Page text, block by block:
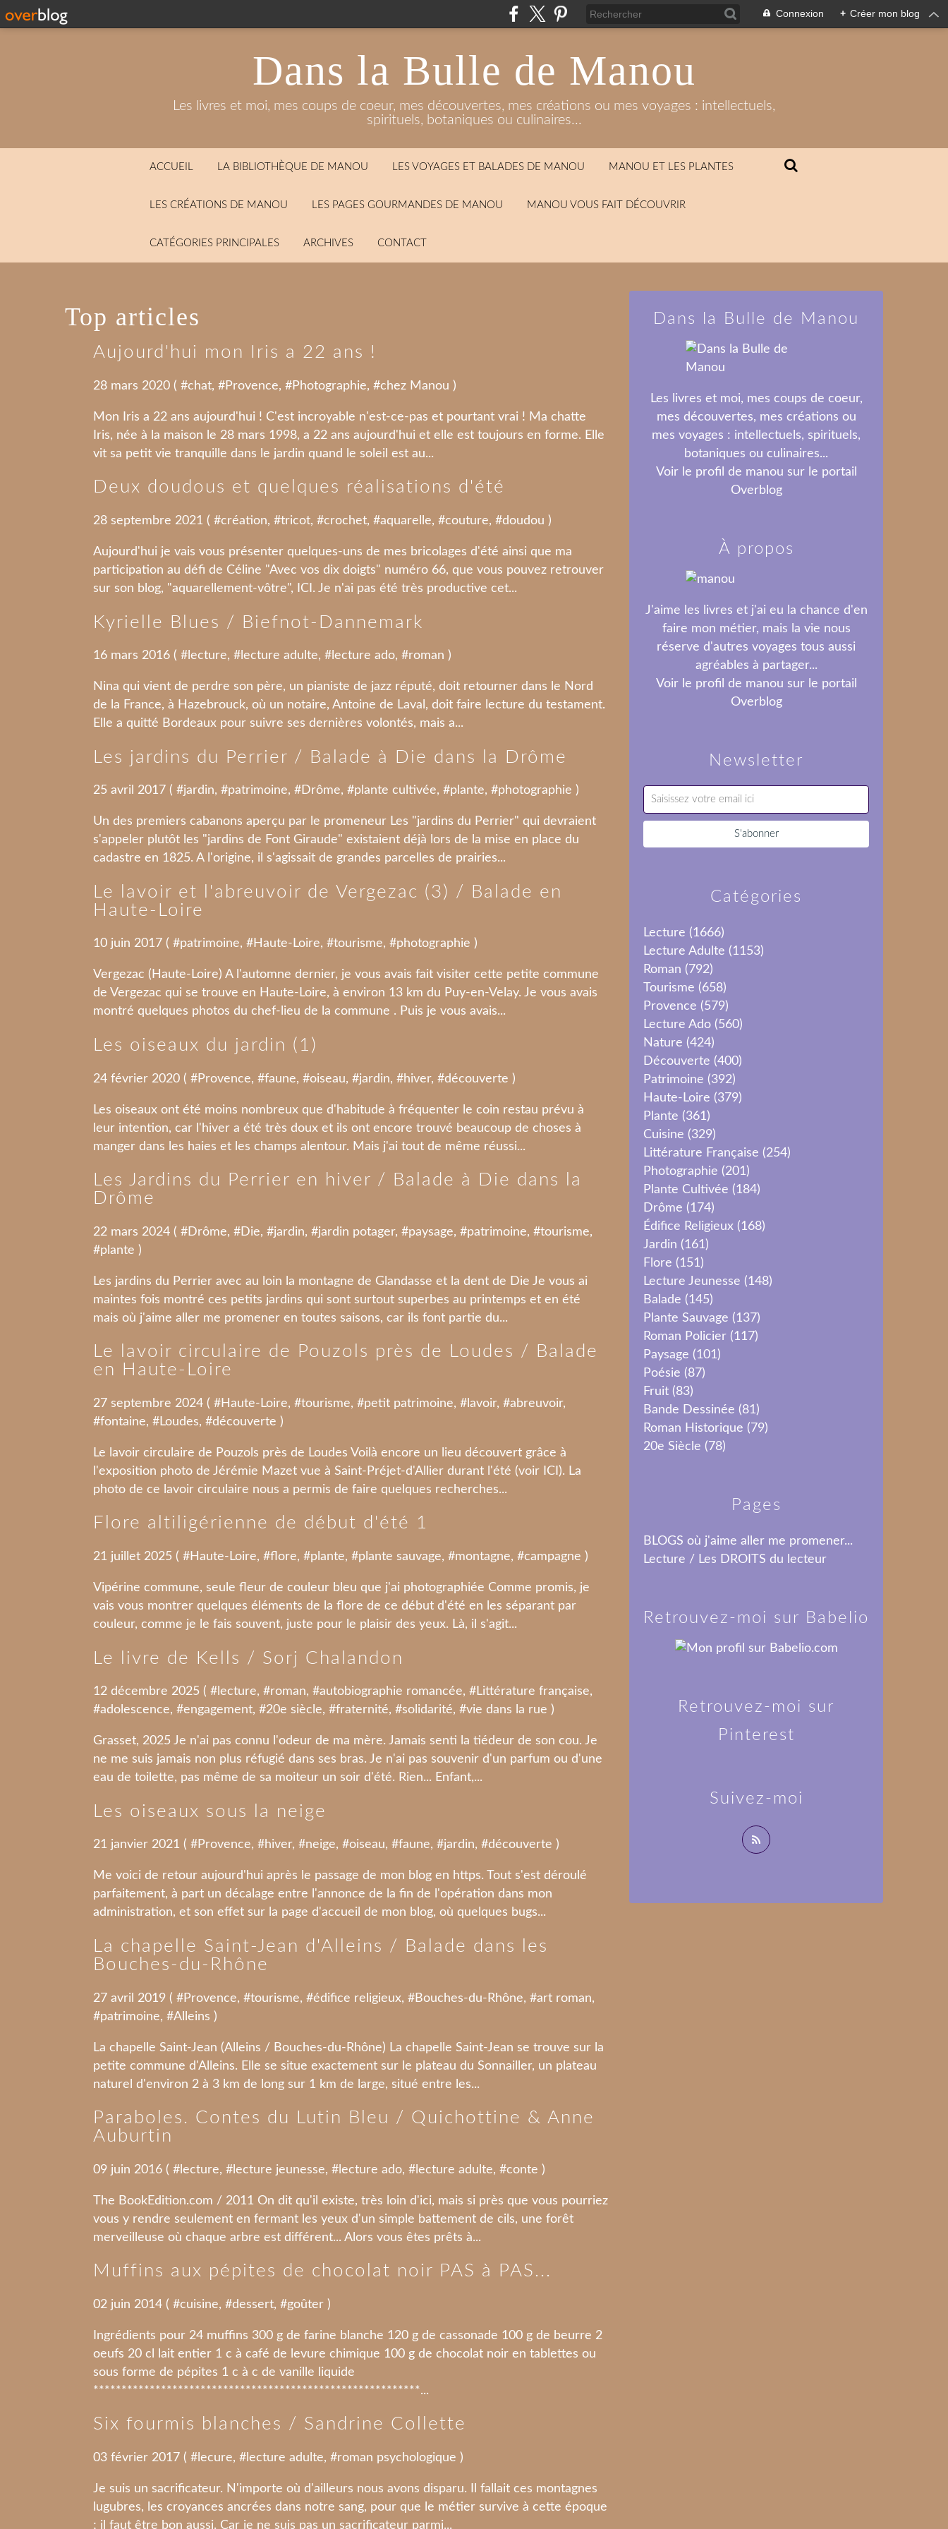
Connexion + Créer mon blog
Dans la Bulle de Manou
Les livres et moi, mes coups de coeur, mes découvertes, mes créations ou mes voyages : intellectuels,
spirituels, botaniques ou culinaires...
ACCUEIL LA BIBLIOTHÈQUE DE MANOU LES VOYAGES ET BALADES DE MANOU MANOU ET LES PLANTES
LES CRÉATIONS DE MANOU LES PAGES GOURMANDES DE MANOU MANOU VOUS FAIT DÉCOUVRIR
CATÉGORIES PRINCIPALES ARCHIVES CONTACT
Top articles
Aujourd'hui mon Iris a 22 ans !
28 mars 2020 ( #chat, #Provence, #Photographie, #chez Manou )
Mon Iris a 22 ans aujourd'hui ! C'est incroyable n'est-ce-pas et pourtant vrai ! Ma chatte
Iris, née à la maison le 28 mars 1998, a 22 ans aujourd'hui et elle est toujours en forme. Elle
vit sa petit vie tranquille dans le jardin quand le soleil est au...
Deux doudous et quelques réalisations d'été
28 septembre 2021 ( #création, #tricot, #crochet, #aquarelle, #couture, #doudou )
Aujourd'hui je vais vous présenter quelques-uns de mes bricolages d'été ainsi que ma
participation au défi de Céline "Avec vos dix doigts" numéro 66, que vous pouvez retrouver
sur son blog, "aquarellement-vôtre", ICI. Je n'ai pas été très productive cet...
Kyrielle Blues / Biefnot-Dannemark
16 mars 2016 ( # lecture, # lecture adulte, # lecture ado, #roman )
Nina qui vient de perdre son père, un pianiste de jazz réputé, doit retourner dans le Nord
de la France, à Hazebrouck, où un notaire, Antoine de Laval, doit faire lecture du testament.
Elle a quitté Bordeaux pour suivre ses dernières volontés, mais a...
Les jardins du Perrier / Balade à Die dans la Drôme
25 avril 2017 ( #jardin, #patrimoine, #Drôme, #plante cultivée, #plante, #photographie )
Un des premiers cabanons aperçu par le promeneur Les "jardins du Perrier" qui devraient
s'appeler plutôt les "jardins de Font Giraude" existaient déjà lors de la mise en place du
cadastre en 1825. A l'origine, il s'agissait de grandes parcelles de prairies...
Le lavoir et l'abreuvoir de Vergezac (3) / Balade en
Haute-Loire
10 juin 2017 ( #patrimoine, #Haute-Loire, #tourisme, #photographie )
Vergezac (Haute-Loire) A l'automne dernier, je vous avais fait visiter cette petite commune
de Vergezac qui se trouve en Haute-Loire, à environ 13 km du Puy-en-Velay. Je vous avais
montré quelques photos du chef-lieu de la commune . Puis je vous avais...
Les oiseaux du jardin (1)
24 février 2020 ( #Provence, #faune, #oiseau, #jardin, #hiver, #découverte )
Les oiseaux ont été moins nombreux que d'habitude à fréquenter le coin restau prévu à
leur intention, car l'hiver a été très doux et ils ont encore trouvé beaucoup de choses à
manger dans les haies et les champs alentour. Mais j'ai tout de même réussi...
Les Jardins du Perrier en hiver / Balade à Die dans la
Drôme
22 mars 2024 ( #Drôme, #Die, #jardin, #jardin potager, #paysage, #patrimoine, #tourisme,
#plante )
Les jardins du Perrier avec au loin la montagne de Glandasse et la dent de Die Je vous ai
maintes fois montré ces petits jardins qui sont surtout superbes au printemps et en été
mais où j'aime aller me promener en toutes saisons, car ils font partie du...
Le lavoir circulaire de Pouzols près de Loudes / Balade
en Haute-Loire
27 septembre 2024 ( #Haute-Loire, #tourisme, #petit patrimoine, # lavoir, #abreuvoir,
#fontaine, #Loudes, #découverte )
Le lavoir circulaire de Pouzols près de Loudes Voilà encore un lieu découvert grâce à
l'exposition photo de Jérémie Mazet vue à Saint-Préjet-d'Allier durant l'été (voir ICI). La
photo de ce lavoir circulaire nous a permis de faire quelques recherches...
Flore altiligérienne de début d'été 1
21 juillet 2025 ( #Haute-Loire, #flore, #plante, #plante sauvage, #montagne, #campagne )
Vipérine commune, seule fleur de couleur bleu que j'ai photographiée Comme promis, je
vais vous montrer quelques éléments de la flore de ce début d'été en les séparant par
couleur, comme je le fais souvent, juste pour le plaisir des yeux. Là, il s'agit...
Le livre de Kells / Sorj Chalandon
12 décembre 2025 ( # lecture, #roman, #autobiographie romancée, #Littérature française,
#adolescence, #engagement, #20e siècle, #fraternité, #solidarité, #vie dans la rue )
Grasset, 2025 Je n'ai pas connu l'odeur de ma mère. Jamais senti la tiédeur de son cou. Je
ne me suis jamais non plus réfugié dans ses bras. Je n'ai pas souvenir d'un parfum ou d'une
eau de toilette, pas même de sa moiteur un soir d'été. Rien... Enfant,...
Les oiseaux sous la neige
21 janvier 2021 ( #Provence, #hiver, #neige, #oiseau, #faune, #jardin, #découverte )
Me voici de retour aujourd'hui après le passage de mon blog en https. Tout s'est déroulé
parfaitement, à part un décalage entre l'annonce de la fin de l'opération dans mon
administration, et son effet sur la page d'accueil de mon blog, où quelques bugs...
La chapelle Saint-Jean d'Alleins / Balade dans les
Bouches-du-Rhône
27 avril 2019 ( #Provence, #tourisme, #édifice religieux, #Bouches-du-Rhône, #art roman,
#patrimoine, #Alleins )
La chapelle Saint-Jean (Alleins / Bouches-du-Rhône) La chapelle Saint-Jean se trouve sur la
petite commune d'Alleins. Elle se situe exactement sur le plateau du Sonnailler, un plateau
naturel d'environ 2 à 3 km de long sur 1 km de large, situé entre les...
Paraboles. Contes du Lutin Bleu / Quichottine & Anne
Auburtin
09 juin 2016 ( # lecture, # lecture jeunesse, # lecture ado, # lecture adulte, #conte )
The BookEdition.com / 2011 On dit qu'il existe, très loin d'ici, mais si près que vous pourriez
vous y rendre seulement en fermant les yeux d'un simple battement de cils, une forêt
merveilleuse où chaque arbre est différent... Alors vous êtes prêts à...
Muffins aux pépites de chocolat noir PAS à PAS...
02 juin 2014 ( #cuisine, #dessert, #goûter )
Ingrédients pour 24 muffins 300 g de farine blanche 120 g de cassonade 100 g de beurre 2
oeufs 20 cl lait entier 1 c à café de levure chimique 100 g de chocolat noir en tablettes ou
sous forme de pépites 1 c à c de vanille liquide
**********************************************************...
Six fourmis blanches / Sandrine Collette
03 février 2017 ( # lecure, # lecture adulte, #roman psychologique )
Je suis un sacrificateur. N'importe où d'ailleurs nous avons disparu. Il fallait ces montagnes
lugubres, les croyances ancrées dans notre sang, pour que le métier survive à cette époque
; il faut être bon aussi. Car je ne suis pas un sacrificateur parmi...
Newsletter
Catégories
Lecture (1666)
Lecture Adulte (1153)
Roman (792)
Tourisme (658)
Provence (579)
Lecture Ado (560)
Nature (424)
Découverte (400)
Patrimoine (392)
Haute-Loire (379)
Plante (361)
Cuisine (329)
Littérature Française (254)
Photographie (201)
Plante Cultivée (184)
Drôme (174)
Édifice Religieux (168)
Jardin (161)
Flore (151)
Lecture Jeunesse (148)
Balade (145)
Plante Sauvage (137)
Roman Policier (117)
Paysage (101)
Poésie (87)
Fruit (83)
Bande Dessinée (81)
Roman Historique (79)
20e Siècle (78)
Pages
BLOGS où j'aime aller me promener...
Lecture / Les DROITS du lecteur
Dans la Bulle de Manou
Les livres et moi, mes coups de coeur,
mes découvertes, mes créations ou
mes voyages : intellectuels, spirituels,
botaniques ou culinaires...
Voir le profil de manou sur le portail
Overblog
Suivez-moi
À propos
J'aime les livres et j'ai eu la chance d'en
faire mon métier, mais la vie nous
réserve d'autres voyages tous aussi
agréables à partager...
Voir le profil de manou sur le portail
Overblog
Retrouvez-moi sur Babelio
Retrouvez-moi sur
Pinterest